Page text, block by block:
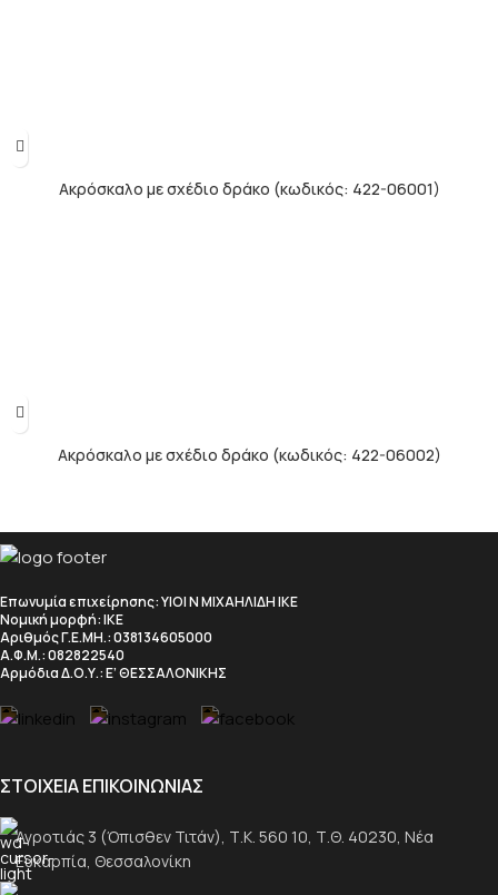
Ακρόσκαλο με σχέδιο δράκο (κωδικός: 422-06001)
Ακρόσκαλο με σχέδιο δράκο (κωδικός: 422-06002)
Επωνυμία επιχείρησης: ΥΙΟΙ Ν ΜΙΧΑΗΛΙΔΗ ΙΚΕ
Νομική μορφή: ΙΚΕ
Αριθμός Γ.Ε.ΜΗ.: 038134605000
Α.Φ.Μ.: 082822540
Αρμόδια Δ.Ο.Υ.: Ε’ ΘΕΣΣΑΛΟΝΙΚΗΣ
ΣΤΟΙΧΕΙΑ ΕΠΙΚΟΙΝΩΝΙΑΣ
Αγροτιάς 3 (Όπισθεν Τιτάν), Τ.Κ. 560 10, Τ.Θ. 40230, Νέα
Ευκαρπία, Θεσσαλονίκη